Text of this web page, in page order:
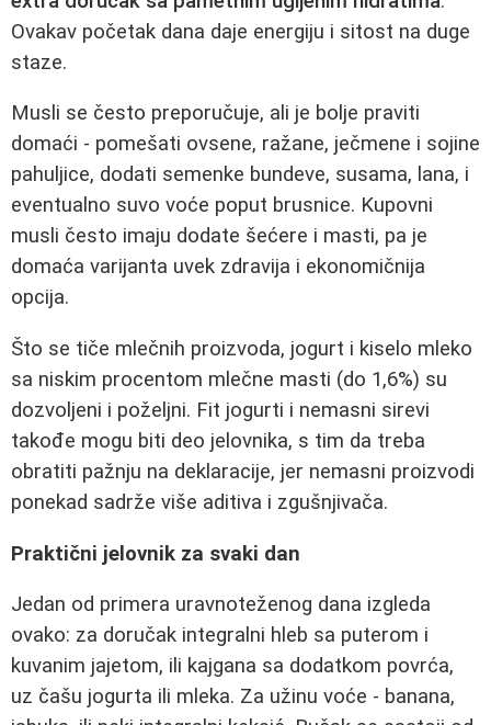
Ovakav početak dana daje energiju i sitost na duge
staze.
Musli se često preporučuje, ali je bolje praviti
domaći - pomešati ovsene, ražane, ječmene i sojine
pahuljice, dodati semenke bundeve, susama, lana, i
eventualno suvo voće poput brusnice. Kupovni
musli često imaju dodate šećere i masti, pa je
domaća varijanta uvek zdravija i ekonomičnija
opcija.
Što se tiče mlečnih proizvoda, jogurt i kiselo mleko
sa niskim procentom mlečne masti (do 1,6%) su
dozvoljeni i poželjni. Fit jogurti i nemasni sirevi
takođe mogu biti deo jelovnika, s tim da treba
obratiti pažnju na deklaracije, jer nemasni proizvodi
ponekad sadrže više aditiva i zgušnjivača.
Praktični jelovnik za svaki dan
Jedan od primera uravnoteženog dana izgleda
ovako: za doručak integralni hleb sa puterom i
kuvanim jajetom, ili kajgana sa dodatkom povrća,
uz čašu jogurta ili mleka. Za užinu voće - banana,